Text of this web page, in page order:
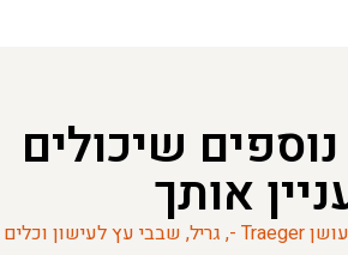
שיכולים
אותך